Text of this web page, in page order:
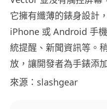
它擁有纖薄的錶身設計
iPhone 或 Android 手
統提醒、新聞資訊等。
放，讓開發者為手錶添
來源：slashgear